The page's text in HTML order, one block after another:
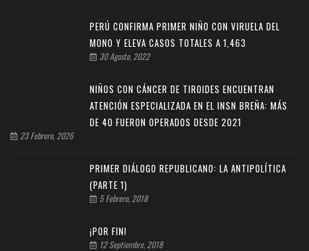
PERÚ CONFIRMA PRIMER NIÑO CON VIRUELA DEL
MONO Y ELEVA CASOS TOTALES A 1,463
30 Agosto, 2022
NIÑOS CON CÁNCER DE TIROIDES ENCUENTRAN
ATENCIÓN ESPECIALIZADA EN EL INSN BREÑA: MÁS
DE 40 FUERON OPERADOS DESDE 2021
23 Febrero, 2026
PRIMER DIÁLOGO REPUBLICANO: LA ANTIPOLÍTICA
(PARTE 1)
5 Febrero, 2018
¡POR FIN!
12 Septiembre, 2018